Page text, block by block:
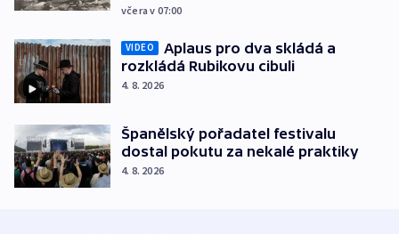
včera v 07:00
VIDEO
Aplaus pro dva skládá a
rozkládá Rubikovu cibuli
4. 8. 2026
Španělský pořadatel festivalu
dostal pokutu za nekalé praktiky
4. 8. 2026